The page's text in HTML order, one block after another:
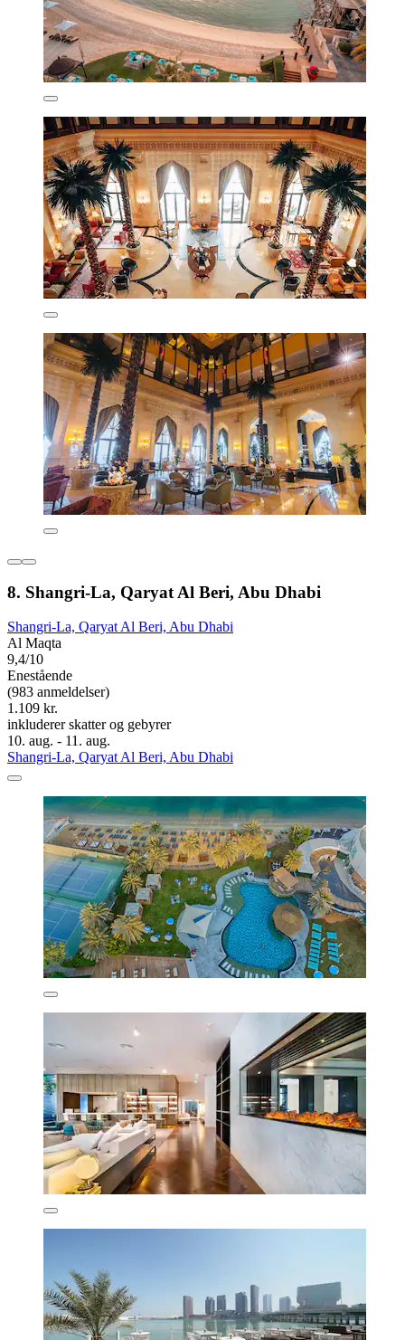
8. Shangri-La, Qaryat Al Beri, Abu Dhabi
Shangri-La, Qaryat Al Beri, Abu Dhabi
Al Maqta
9,4/10
Enestående
(983 anmeldelser)
1.109 kr.
inkluderer skatter og gebyrer
10. aug. - 11. aug.
Shangri-La, Qaryat Al Beri, Abu Dhabi